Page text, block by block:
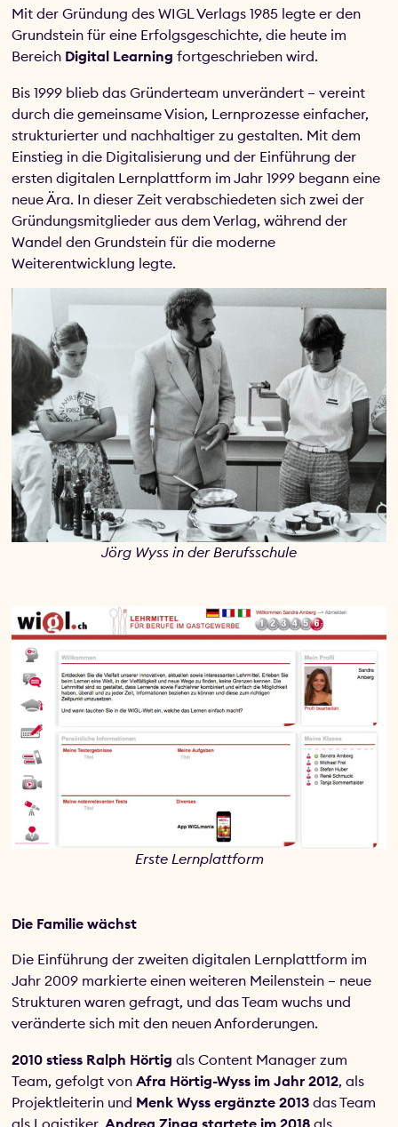
Mit der Gründung des WIGL Verlags 1985 legte er den
Grundstein für eine Erfolgsgeschichte, die heute im
Bereich Digital Learning fortgeschrieben wird.
Bis 1999 blieb das Gründerteam unverändert – vereint
durch die gemeinsame Vision, Lernprozesse einfacher,
strukturierter und nachhaltiger zu gestalten. Mit dem
Einstieg in die Digitalisierung und der Einführung der
ersten digitalen Lernplattform im Jahr 1999 begann eine
neue Ära. In dieser Zeit verabschiedeten sich zwei der
Gründungsmitglieder aus dem Verlag, während der
Wandel den Grundstein für die moderne
Weiterentwicklung legte.
Jörg Wyss in der Berufsschule
Erste Lernplattform
Die Familie wächst
Die Einführung der zweiten digitalen Lernplattform im
Jahr 2009 markierte einen weiteren Meilenstein – neue
Strukturen waren gefragt, und das Team wuchs und
veränderte sich mit den neuen Anforderungen.
2010 stiess Ralph Hörtig als Content Manager zum
Team, gefolgt vonAfra Hörtig-Wyss im Jahr 2012, als
Projektleiterin und Menk Wyss ergänzte 2013 das Team
als Logistiker, Andrea Zingg startete im 2018 als